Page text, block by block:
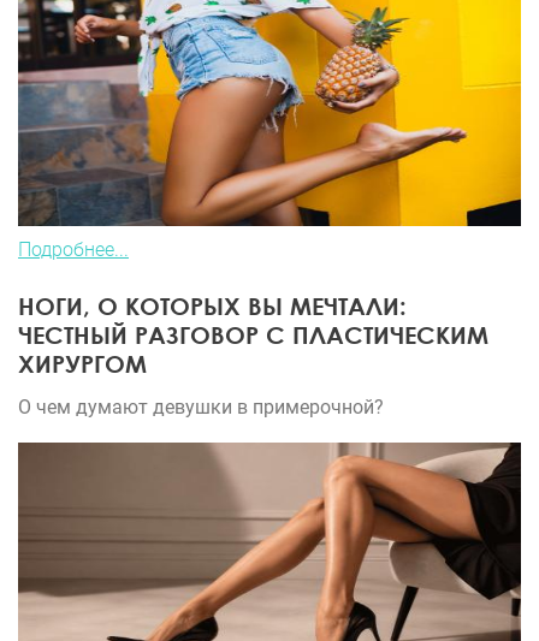
Подробнее...
НОГИ, О КОТОРЫХ ВЫ МЕЧТАЛИ:
ЧЕСТНЫЙ РАЗГОВОР С ПЛАСТИЧЕСКИМ
ХИРУРГОМ
О чем думают девушки в примерочной?